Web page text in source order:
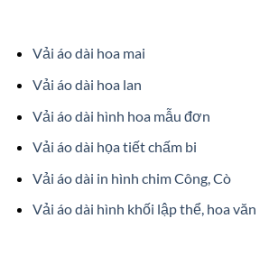
Vải áo dài hoa mai
Vải áo dài hoa lan
Vải áo dài hình hoa mẫu đơn
Vải áo dài họa tiết chấm bi
Vải áo dài in hình chim Công, Cò
Vải áo dài hình khối lập thể, hoa văn